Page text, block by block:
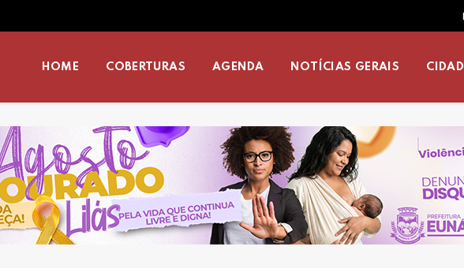
HOME COBERTURAS AGENDA NOTÍCIAS GERAIS